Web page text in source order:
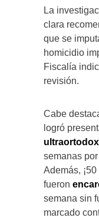
La
clara
que se
homicidio
Fiscalía
revisión.
Cabe
logró
semanas
Además,
fueron
semana sin
marcado